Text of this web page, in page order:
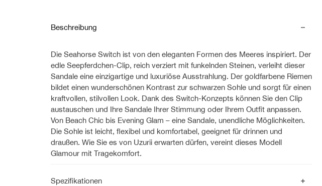
Beschreibung
Die Seahorse Switch ist von den eleganten Formen des Meeres inspiriert. Der
edle Seepferdchen-Clip, reich verziert mit funkelnden Steinen, verleiht dieser
Sandale eine einzigartige und luxuriöse Ausstrahlung. Der goldfarbene Riemen
bildet einen wunderschönen Kontrast zur schwarzen Sohle und sorgt für einen
kraftvollen, stilvollen Look. Dank des Switch-Konzepts können Sie den Clip
austauschen und Ihre Sandale Ihrer Stimmung oder Ihrem Outfit anpassen.
Von Beach Chic bis Evening Glam – eine Sandale, unendliche Möglichkeiten.
Die Sohle ist leicht, flexibel und komfortabel, geeignet für drinnen und
draußen. Wie Sie es von Uzurii erwarten dürfen, vereint dieses Modell
Glamour mit Tragekomfort.
Spezifikationen